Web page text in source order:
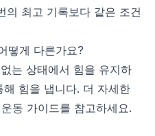
의 최고 기록보다 같은 조건
떻게 다른가요?
는 상태에서 힘을 유지하
힘을 냅니다. 더 자세한
동 가이드를 참고하세요.